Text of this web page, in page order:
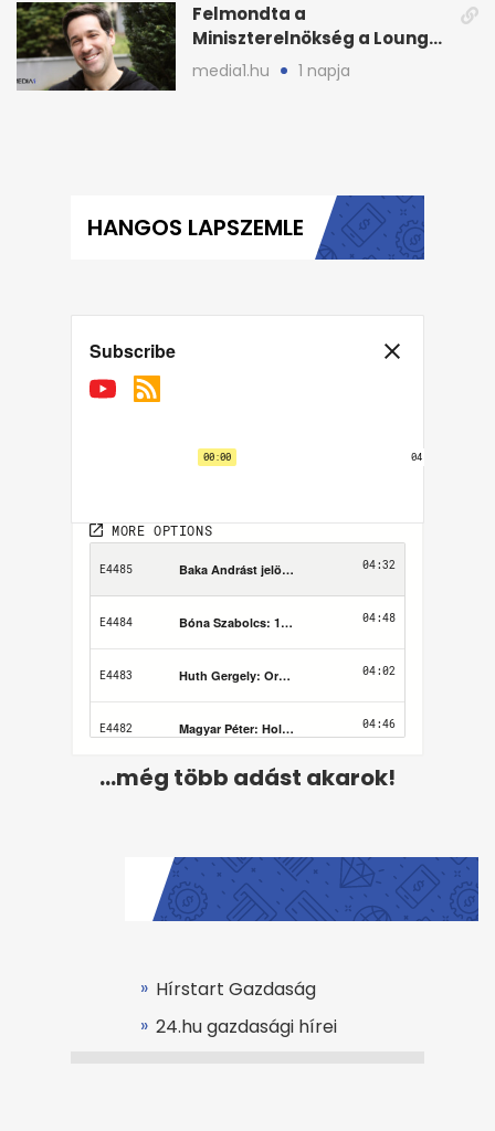
Felmondta a
Miniszterelnökség a Lounge
Event keretszerződését
media1.hu 1 napja
HANGOS LAPSZEMLE
...még több adást akarok!
Hírstart Gazdaság
24.hu gazdasági hírei